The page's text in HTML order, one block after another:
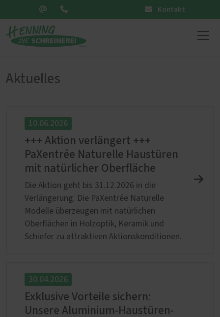
Kontakt
Aktuelles
10.06.2026
+++ Aktion verlängert +++
PaXentrée Naturelle Haustüren
mit natürlicher Oberfläche
Die Aktion geht bis 31.12.2026 in die
Verlängerung. Die PaXentrée Naturelle
Modelle überzeugen mit natürlichen
Oberflächen in Holzoptik, Keramik und
Schiefer zu attraktiven Aktionskonditionen.
30.04.2026
Exklusive Vorteile sichern:
Unsere Aluminium-Haustüren-